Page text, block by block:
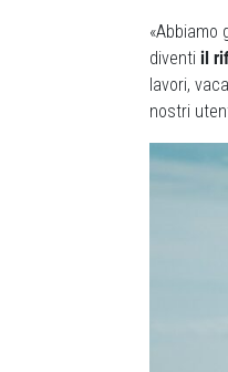
«Abbiamo
diventi il
lavori,
nostri